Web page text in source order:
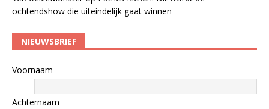
ochtendshow die uiteindelijk gaat winnen
NIEUWSBRIEF
Voornaam
Achternaam